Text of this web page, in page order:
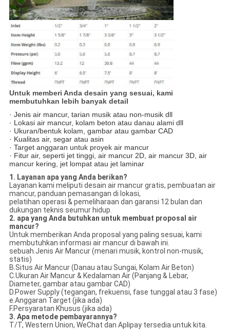
Untuk memberi Anda desain yang sesuai, kami
membutuhkan lebih banyak detail
· Jenis air mancur, tarian musik atau non-musik dll
· Lokasi air mancur, kolam beton atau danau alami dll
· Ukuran/bentuk kolam, gambar atau gambar CAD
· Kualitas air, segar atau asin
· Target anggaran untuk proyek air mancur
· Fitur air, seperti jet tinggi, air mancur 2D, air mancur 3D, air
mancur kering, jet lompat atau jet laminar
1. Layanan apa yang Anda berikan?
Layanan kami meliputi desain air mancur gratis, pembuatan air
mancur, panduan pemasangan di lokasi,
pelatihan operasi & pemeliharaan dan garansi 12 bulan dan
dukungan teknis seumur hidup.
2. apa yang Anda butuhkan untuk membuat proposal air
mancur?
Untuk memberikan Anda proposal yang paling sesuai, kami
membutuhkan informasi air mancur di bawah ini.
sebuah.Jenis Air Mancur (menari musik, kontrol non-musik,
statis)
B.Situs Air Mancur (Danau atau Sungai, Kolam Air Beton)
C.Ukuran Air Mancur & Kedalaman Air (Panjang & Lebar,
Diameter, gambar atau gambar CAD)
D.Power Supply (tegangan, frekuensi, fase tunggal atau 3 fase)
e.Anggaran Target (jika ada)
F.Persyaratan Khusus (jika ada)
3. Apa metode pembayarannya?
T/T, Western Union, WeChat dan Aplipay tersedia untuk kita.